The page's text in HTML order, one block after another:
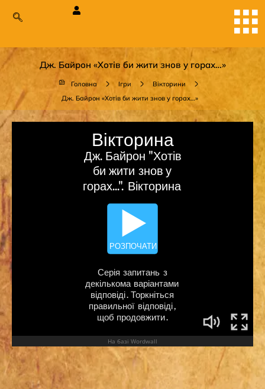
Дж. Байрон «Хотів би жити знов у горах…»
Головна Ігри
Вікторини
Дж. Байрон «Хотів би жити знов у горах…»